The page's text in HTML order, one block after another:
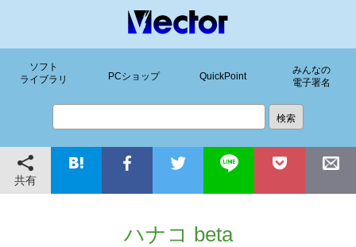
ソフト
ライブラリ
PCショップ QuickPoint
みんなの
電子署名
共有
ハナコ beta